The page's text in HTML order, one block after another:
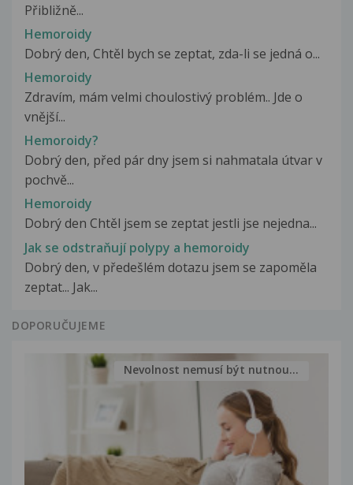
Přibližně...
Hemoroidy
Dobrý den, Chtěl bych se zeptat, zda-li se jedná o...
Hemoroidy
Zdravím, mám velmi choulostivý problém.. Jde o
vnější...
Hemoroidy?
Dobrý den, před pár dny jsem si nahmatala útvar v
pochvě...
Hemoroidy
Dobrý den Chtěl jsem se zeptat jestli jse nejedna...
Jak se odstraňují polypy a hemoroidy
Dobrý den, v předešlém dotazu jsem se zapoměla
zeptat... Jak...
DOPORUČUJEME
Nevolnost nemusí být nutnou...